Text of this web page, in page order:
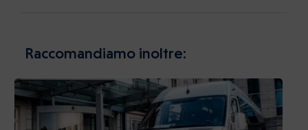
Raccomandiamo inoltre: